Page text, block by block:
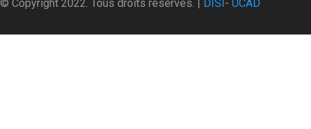
© Copyright 2022. Tous droits réservés. | DISI- UCAD